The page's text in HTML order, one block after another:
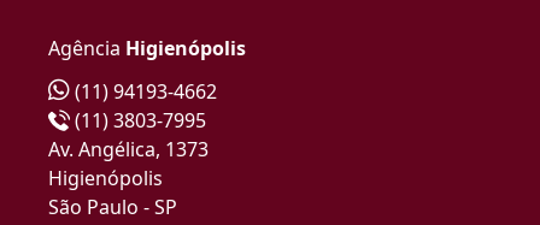
Agência Higienópolis
(11) 94193-4662
(11) 3803-7995
Av. Angélica, 1373
Higienópolis
São Paulo - SP